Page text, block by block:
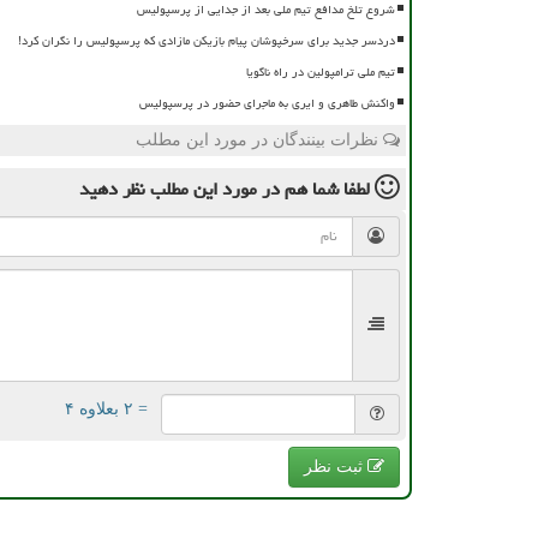
شروع تلخ مدافع تیم ملی بعد از جدایی از پرسپولیس
دردسر جدید برای سرخپوشان پیام بازیکن مازادی که پرسپولیس را نگران کرد!
تیم ملی ترامپولین در راه ناگویا
واکنش طاهری و ایری به ماجرای حضور در پرسپولیس
نظرات بینندگان در مورد این مطلب
لطفا شما همدر مورد این مطلبنظر دهید
= ۲ بعلاوه ۴
ثبت نظر